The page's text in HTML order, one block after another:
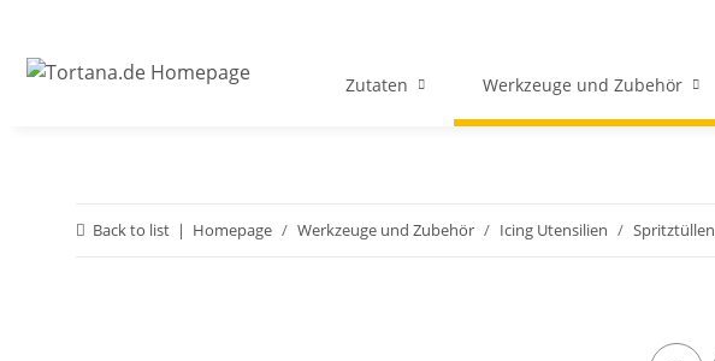
Zutaten Werkzeuge und Zubehör
Back to list Homepage Werkzeuge und Zubehör Icing Utensilien Spritztüllen